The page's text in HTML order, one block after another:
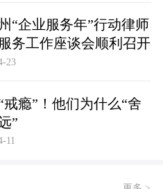
“企业服务年”行动律师
务工作座谈会顺利召开
23
戒瘾”！他们为什么“舍
”
11